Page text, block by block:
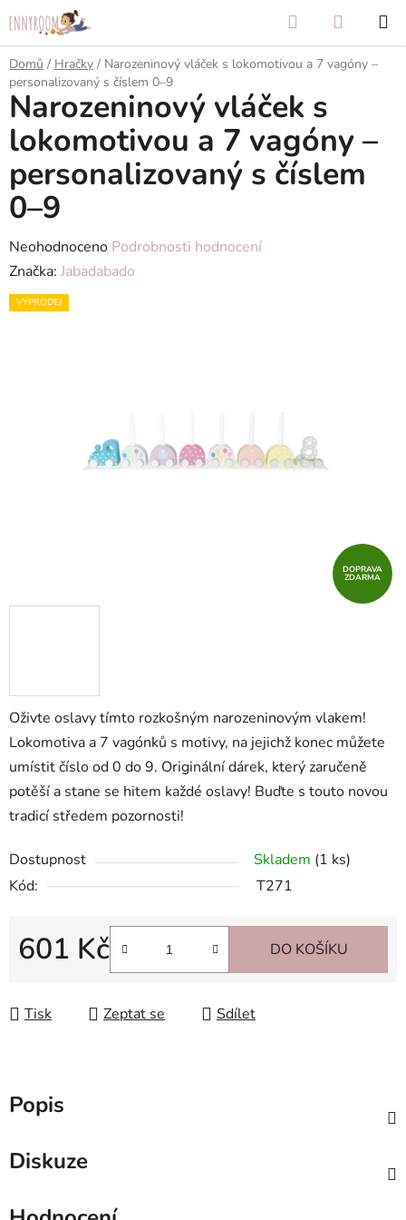
na
obsah
Hledat
KOŠÍK
Domů / Hračky / Narozeninový vláček s lokomotivou a 7 vagóny –
personalizovaný s číslem 0–9
Oživte oslavy tímto rozkošným narozeninovým vlakem!
Lokomotiva a 7 vagónků s motivy, na jejichž konec můžete
umístit číslo od 0 do 9. Originální dárek, který zaručeně
potěší a stane se hitem každé oslavy! Buďte s touto novou
tradicí středem pozornosti!
Dostupnost Skladem (1 ks)
Kód:
T271
601 Kč DO KOŠÍKU
Tisk Zeptat se Sdílet
Narozeninový vláček s
lokomotivou a 7 vagóny –
personalizovaný s číslem
0–9
Průměrné
hodnocení
produktu
Neohodnoceno Podrobnosti hodnocení
Značka: Jabadabado
VÝPRODEJ
DOPRAVA
ZDARMA
Popis
Diskuze